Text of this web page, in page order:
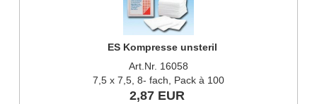
ES Kompresse unsteril
Art.Nr. 16058
7,5 x 7,5, 8- fach, Pack à 100
2,87 EUR